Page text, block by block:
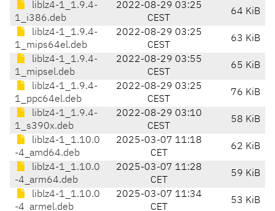
liblz4-1_1.9.4-
1_i386.deb
2022-08-29 03:25
CEST
64 KiB
liblz4-1_1.9.4-
1_mips64el.deb
2022-08-29 03:25
CEST
63 KiB
liblz4-1_1.9.4-
1_mipsel.deb
2022-08-29 03:55
CEST
65 KiB
liblz4-1_1.9.4-
1_ppc64el.deb
2022-08-29 03:25
CEST
76 KiB
liblz4-1_1.9.4-
1_s390x.deb
2022-08-29 03:10
CEST
58 KiB
liblz4-1_1.10.0
-4_amd64.deb
2025-03-07 11:18
CET
62 KiB
liblz4-1_1.10.0
-4_arm64.deb
2025-03-07 11:28
CET
59 KiB
liblz4-1_1.10.0
-4_armel.deb
2025-03-07 11:34
CET
53 KiB